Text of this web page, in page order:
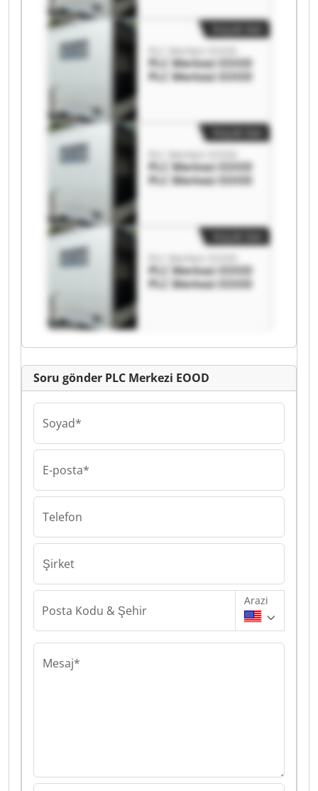
PLC Merkezi EOOD
PLC Merkezi EOOD
PLC Merkezi EOOD
PLC Merkezi EOOD
PLC Merkezi EOOD
PLC Merkezi EOOD
PLC Merkezi EOOD
PLC Merkezi EOOD
PLC Merkezi EOOD
Soru gönder PLC Merkezi EOOD
Soyad*
E-posta*
Telefon
Şirket
Posta Kodu & Şehir
Arazi
Mesaj*